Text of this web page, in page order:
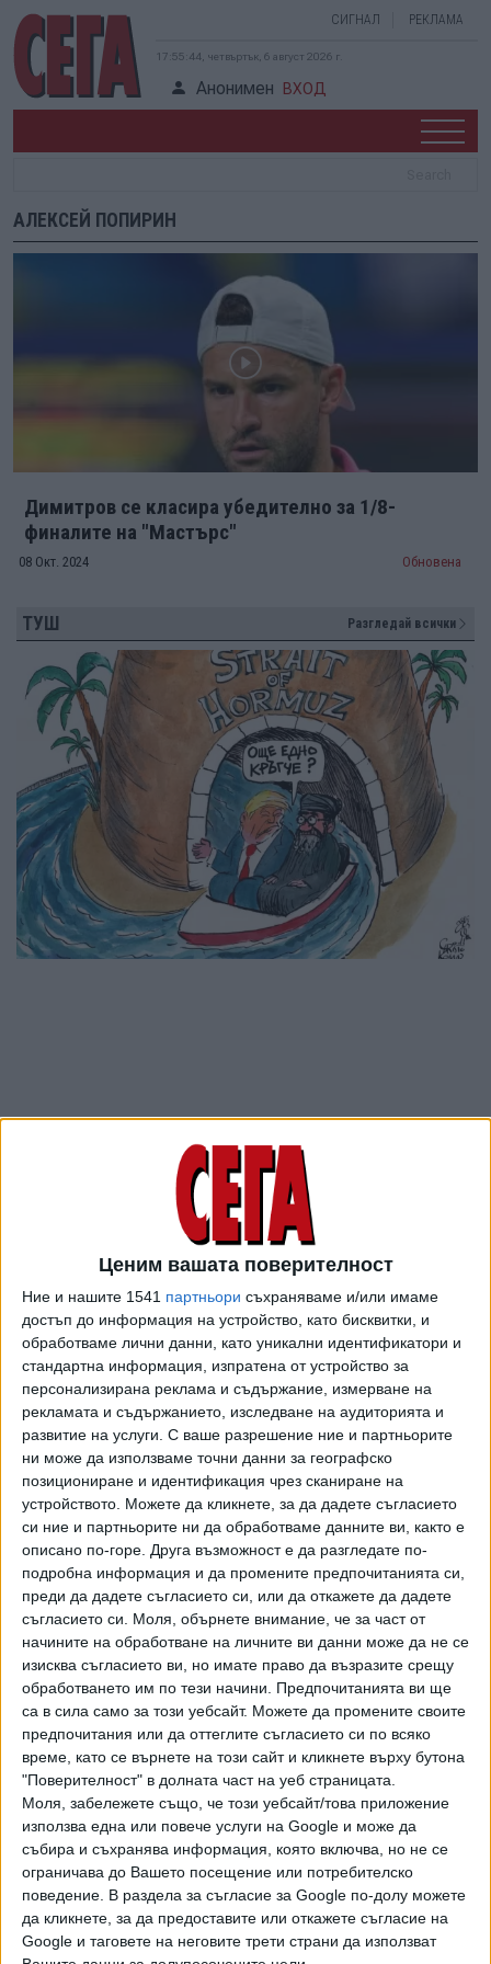
Ценим вашата поверителност
Ние и нашите 1541 партньори съхраняваме и/или имаме
достъп до информация на устройство, като бисквитки, и
обработваме лични данни, като уникални идентификатори и
стандартна информация, изпратена от устройство за
персонализирана реклама и съдържание, измерване на
рекламата и съдържанието, изследване на аудиторията и
развитие на услуги. С ваше разрешение ние и партньорите
ни може да използваме точни данни за географско
позициониране и идентификация чрез сканиране на
устройството. Можете да кликнете, за да дадете съгласието
си ние и партньорите ни да обработваме данните ви, както е
описано по-горе. Друга възможност е да разгледате по-
подробна информация и да промените предпочитанията си,
преди да дадете съгласието си, или да откажете да дадете
съгласието си. Моля, обърнете внимание, че за част от
начините на обработване на личните ви данни може да не се
изисква съгласието ви, но имате право да възразите срещу
обработването им по тези начини. Предпочитанията ви ще
са в сила само за този уебсайт. Можете да промените своите
предпочитания или да оттеглите съгласието си по всяко
време, като се върнете на този сайт и кликнете върху бутона
"Поверителност" в долната част на уеб страницата.
Моля, забележете също, че този уебсайт/това приложение
използва една или повече услуги на Google и може да
събира и съхранява информация, която включва, но не се
ограничава до Вашето посещение или потребителско
поведение. В раздела за съгласие за Google по-долу можете
да кликнете, за да предоставите или откажете съгласие на
Google и таговете на неговите трети страни да използват
СИГНАЛ РЕКЛАМА
17:55:44, четвъртък, 6 август 2026 г.
Анонимен ВХОД
АЛЕКСЕЙ ПОПИРИН
Димитров се класира убедително за 1/8-
финалите на "Мастърс"
08 Окт. 2024 Обновена
ТУШ Разгледай всички
Хавайската Богородица заплака с фентанилови сълзи
Видео Разгледай всички
Двама кандидат-президенти се борят за любовта на
Радев
НАЙ-ЧЕТЕНИ